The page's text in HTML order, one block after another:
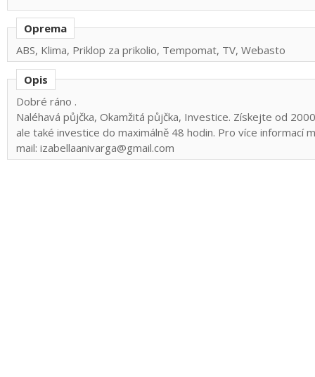
Oprema
ABS, Klima, Priklop za prikolio, Tempomat, TV, Webasto
Opis
Dobré ráno .
Naléhavá půjčka, Okamžitá půjčka, Investice. Získejte od
ale také investice do maximálně 48 hodin. Pro více informací
mail: izabellaanivarga@gmail.com